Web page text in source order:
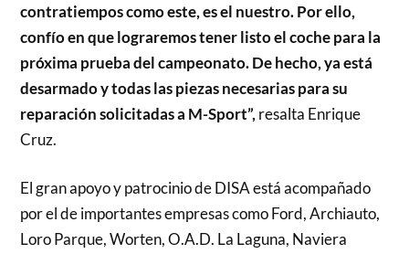
contratiempos como este, es el nuestro. Por ello,
confío en que lograremos tener listo el coche para la
próxima prueba del campeonato. De hecho, ya está
desarmado y todas las piezas necesarias para su
reparación solicitadas a M-Sport”, resalta Enrique
Cruz.
El gran apoyo y patrocinio de DISA está acompañado
por el de importantes empresas como Ford, Archiauto,
Loro Parque, Worten, O.A.D. La Laguna, Naviera